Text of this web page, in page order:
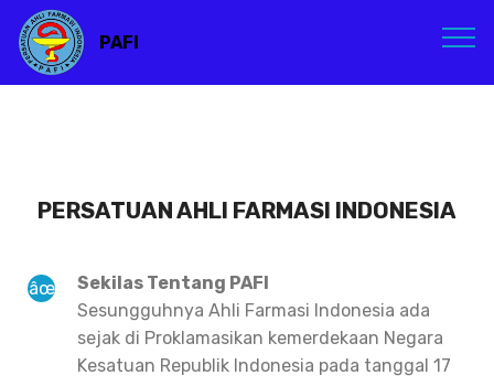
PAFI
PERSATUAN AHLI FARMASI INDONESIA
Sekilas Tentang PAFI
Sesungguhnya Ahli Farmasi Indonesia ada
sejak di Proklamasikan kemerdekaan Negara
Kesatuan Republik Indonesia pada tanggal 17